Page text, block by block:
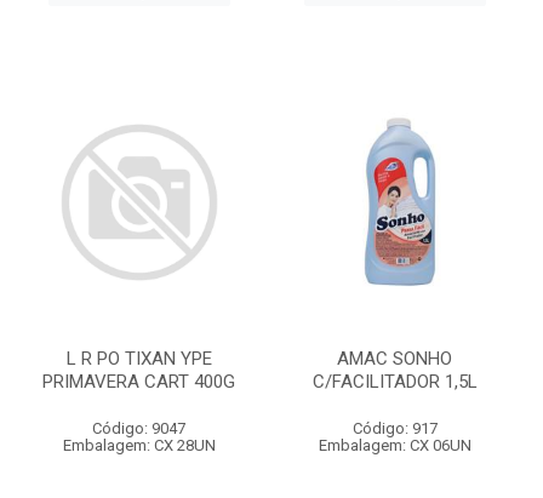
L R PO TIXAN YPE
PRIMAVERA CART 400G
Código: 9047
Embalagem: CX 28UN
AMAC SONHO
C/FACILITADOR 1,5L
Código: 917
Embalagem: CX 06UN